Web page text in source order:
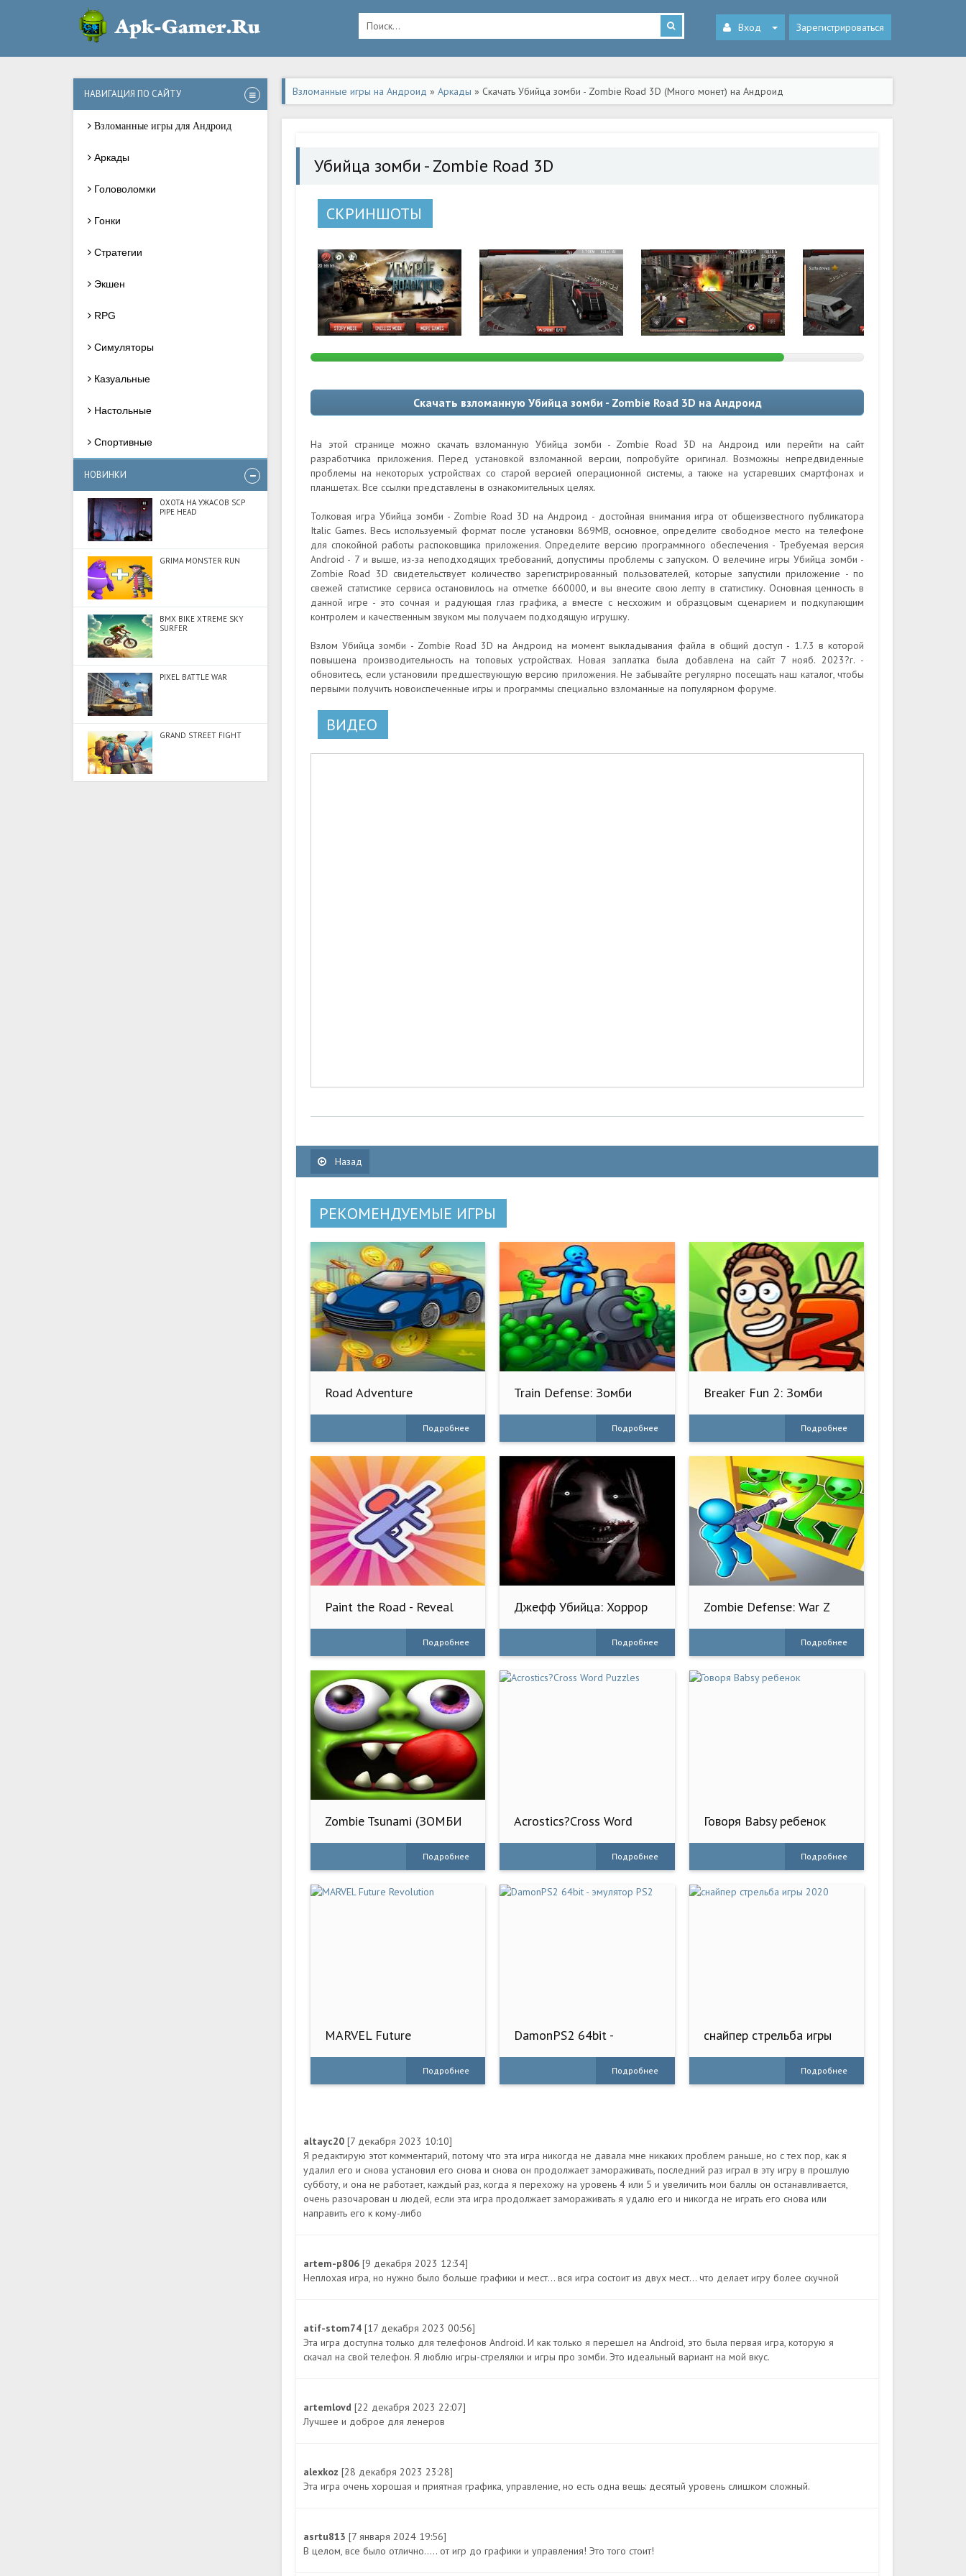
Вход Зарегистрироваться
НАВИГАЦИЯ ПО САЙТУ
Взломанные игры для Андроид
Аркады
Головоломки
Гонки
Стратегии
Экшен
RPG
Симуляторы
Казуальные
Настольные
Спортивные
НОВИНКИ
ОХОТА НА УЖАСОВ SCP
PIPE HEAD
GRIMA MONSTER RUN
BMX BIKE XTREME SKY
SURFER
PIXEL BATTLE WAR
GRAND STREET FIGHT
Взломанные игры на Андроид » Аркады » Скачать Убийца зомби - Zombie Road 3D (Много монет) на Андроид
Убийца зомби - Zombie Road 3D
СКРИНШОТЫ
Скачать взломанную Убийца зомби - Zombie Road 3D на Андроид
На этой странице можно скачать взломанную Убийца зомби - Zombie Road 3D на Андроид или перейти на сайт
разработчика приложения. Перед установкой взломанной версии, попробуйте оригинал. Возможны непредвиденные
проблемы на некоторых устройствах со старой версией операционной системы, а также на устаревших смартфонах и
планшетах. Все ссылки представлены в ознакомительных целях.
Толковая игра Убийца зомби - Zombie Road 3D на Андроид - достойная внимания игра от общеизвестного публикатора
Italic Games. Весь используемый формат после установки 869MB, основное, определите свободное место на телефоне
для спокойной работы распоковщика приложения. Определите версию программного обеспечения - Требуемая версия
Android - 7 и выше, из-за неподходящих требований, допустимы проблемы с запуском. О велечине игры Убийца зомби -
Zombie Road 3D свидетельствует количество зарегистрированный пользователей, которые запустили приложение - по
свежей статистике сервиса остановилось на отметке 660000, и вы внесите свою лепту в статистику. Основная ценность в
данной игре - это сочная и радующая глаз графика, а вместе с несхожим и образцовым сценарием и подкупающим
контролем и качественным звуком мы получаем подходящую игрушку.
Взлом Убийца зомби - Zombie Road 3D на Андроид на момент выкладывания файла в общий доступ - 1.7.3 в которой
повышена производительность на топовых устройствах. Новая заплатка была добавлена на сайт 7 нояб. 2023?г. -
обновитесь, если установили предшествующую версию приложения. Не забывайте регулярно посещать наш каталог, чтобы
первыми получить новоиспеченные игры и программы специально взломанные на популярном форуме.
ВИДЕО
Назад
РЕКОМЕНДУЕМЫЕ ИГРЫ
Road Adventure
Подробнее
Train Defense: Зомби
Подробнее
Breaker Fun 2: Зомби
Подробнее
Paint the Road - Reveal
Подробнее
Джефф Убийца: Хоррор
Подробнее
Zombie Defense: War Z
Подробнее
Zombie Tsunami (ЗОМБИ
Подробнее
Acrostics?Cross Word
Подробнее
Говоря Babsy ребенок
Подробнее
MARVEL Future
Подробнее
DamonPS2 64bit -
Подробнее
снайпер стрельба игры
Подробнее
altayc20 [7 декабря 2023 10:10]
Я редактирую этот комментарий, потому что эта игра никогда не давала мне никаких проблем раньше, но с тех пор, как я
удалил его и снова установил его снова и снова он продолжает замораживать, последний раз играл в эту игру в прошлую
субботу, и она не работает, каждый раз, когда я перехожу на уровень 4 или 5 и увеличить мои баллы он останавливается,
очень разочарован u людей, если эта игра продолжает замораживать я удалю его и никогда не играть его снова или
направить его к кому-либо
artem-p806 [9 декабря 2023 12:34]
Неплохая игра, но нужно было больше графики и мест... вся игра состоит из двух мест... что делает игру более скучной
atif-stom74 [17 декабря 2023 00:56]
Эта игра доступна только для телефонов Android. И как только я перешел на Android, это была первая игра, которую я
скачал на свой телефон. Я люблю игры-стрелялки и игры про зомби. Это идеальный вариант на мой вкус.
artemlovd [22 декабря 2023 22:07]
Лучшее и доброе для ленеров
alexkoz [28 декабря 2023 23:28]
Эта игра очень хорошая и приятная графика, управление, но есть одна вещь: десятый уровень слишком сложный.
asrtu813 [7 января 2024 19:56]
В целом, все было отлично..... от игр до графики и управления! Это того стоит!